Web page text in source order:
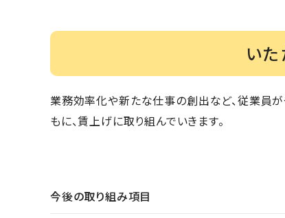
い
業務効率化や新たな仕事の創出など、従業員が
もに、賃上げに取り組んでいきます。
今後の取り組み項目